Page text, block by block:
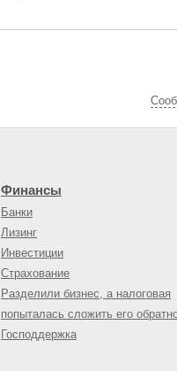
Финансы
Банки
Лизинг
Инвестиции
Страхование
Разделили бизнес, а налоговая
попыталась сложить его
Господдержка